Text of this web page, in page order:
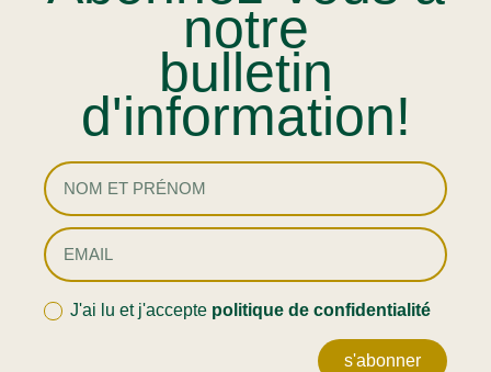
notre
bulletin
d'information!
J'ai lu et j'accepte politique de confidentialité
s'abonner